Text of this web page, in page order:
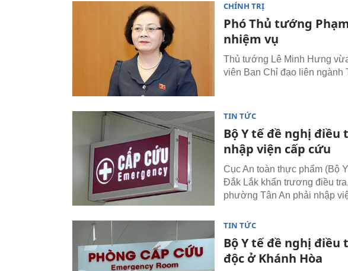
CHÍNH TRỊ
Phó Thủ tướng
nhiệm vụ
Thủ tướng Lê Minh Hưng
viên Ban Chỉ đạo liên ngành
TIN TỨC
Bộ Y tế đề nghị điều
nhập viện cấp cứu
Cục An toàn thực phẩm (Bộ
Đắk Lắk khẩn trương điều
phường Tân An phải nhập
TIN TỨC
Bộ Y tế đề nghị
độc ở Khánh Hòa